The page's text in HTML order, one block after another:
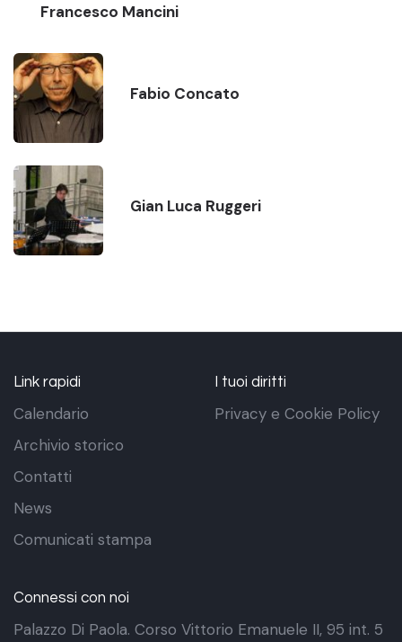
Francesco Mancini
Fabio Concato
Gian Luca Ruggeri
Link rapidi
Calendario
Archivio storico
Contatti
News
Comunicati stampa
I tuoi diritti
Privacy e Cookie Policy
Connessi con noi
Palazzo Di Paola. Corso Vittorio Emanuele II, 95 int. 5